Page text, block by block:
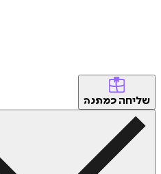
שליחה כמתנה